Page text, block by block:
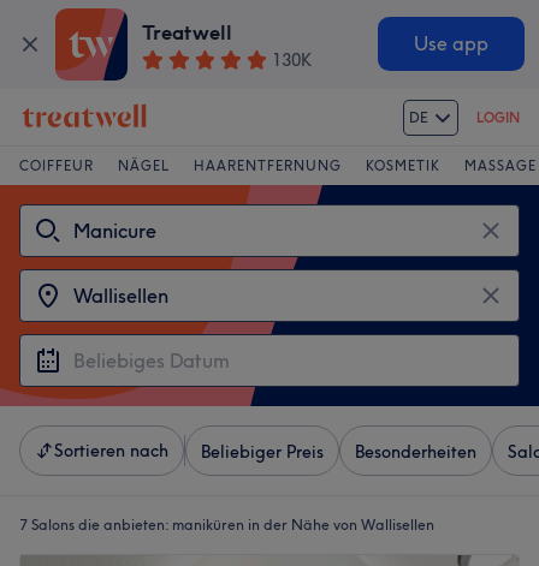
Treatwell
130K
Use app
DE LOGIN
COIFFEUR NÄGEL HAARENTFERNUNG KOSMETIK MASSAGE
Sortieren nach Beliebiger Preis Besonderheiten
7 Salons die anbieten: maniküren in der Nähe von Wallisellen